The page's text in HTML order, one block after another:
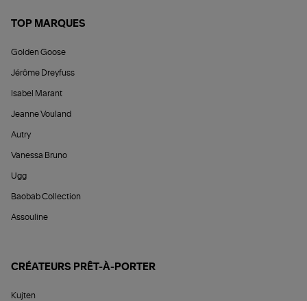
TOP MARQUES
Golden Goose
Jérôme Dreyfuss
Isabel Marant
Jeanne Vouland
Autry
Vanessa Bruno
Ugg
Baobab Collection
Assouline
CRÉATEURS PRÊT-À-PORTER
Kujten